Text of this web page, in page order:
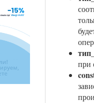
при